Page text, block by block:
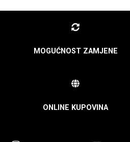
MOGUĆNOST ZAMJENE
ONLINE KUPOVINA